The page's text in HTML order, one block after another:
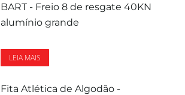
BART - Freio 8 de resgate 40KN
alumínio grande
LEIA MAIS
Fita Atlética de Algodão -